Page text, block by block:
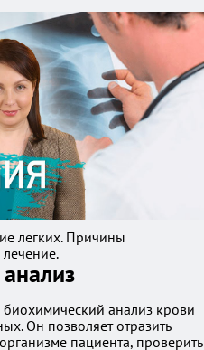
легких. Причины
анализ крови
Он позволяет отразить
пациента, проверить